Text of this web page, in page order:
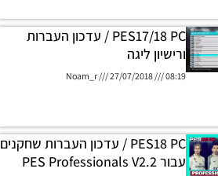
PES17/18 PC / עדכון העברות
ורישיון ליגה
Noam_r 27/07/2018 08:19
PES18 PC / עדכון העברות שחקנים
עבור PES Professionals V2.2